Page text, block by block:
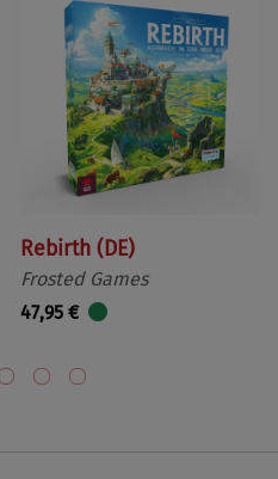
Rebirth (DE)
Frosted Games
47,95 €